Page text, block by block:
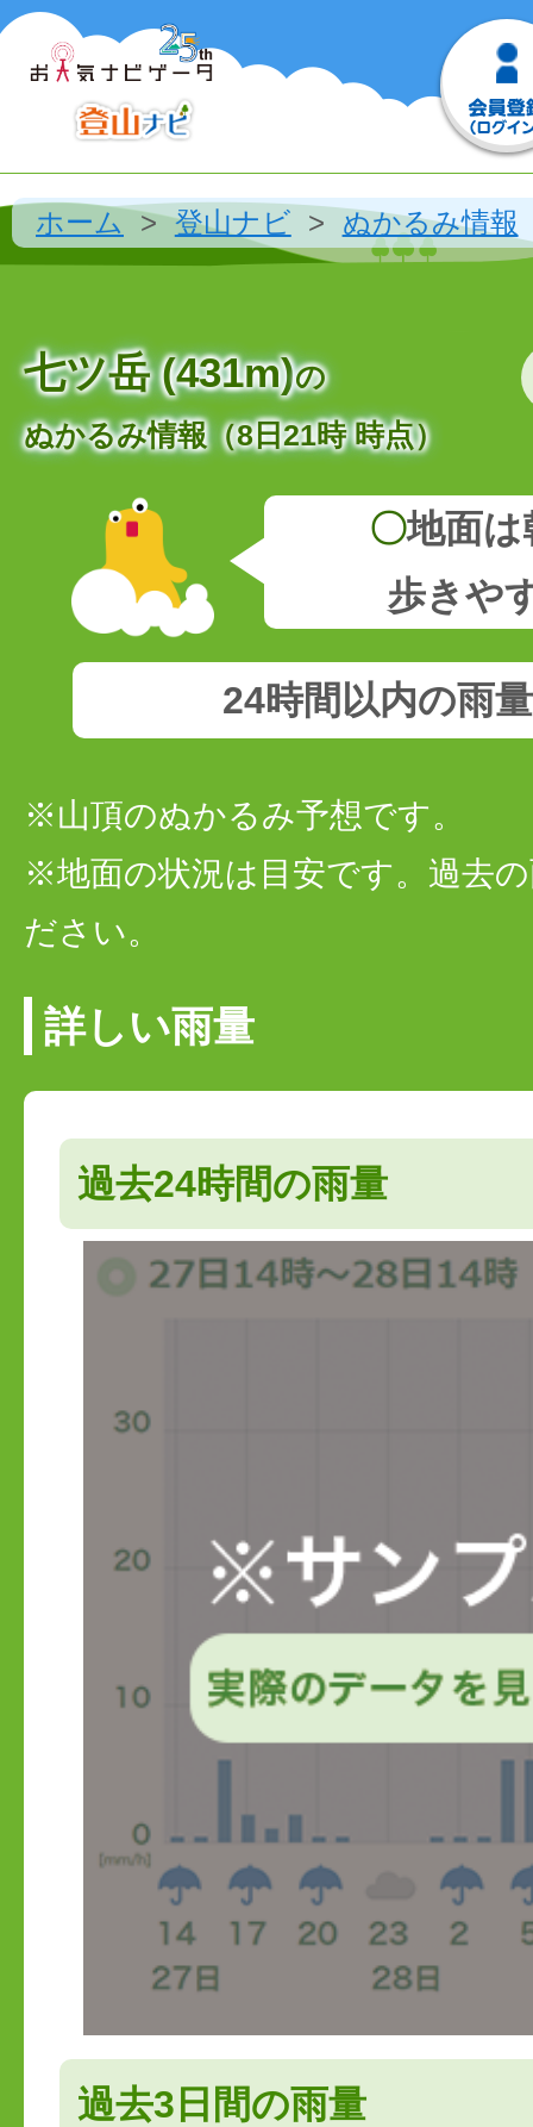
ホーム 登山ナビ ぬかるみ情報
七ツ岳 (431m)の
ぬかるみ情報（8日21時 時点）
〇地面
歩きや
24時間以内の雨
※山頂のぬかるみ予想です。
※地面の状況は目安です。過去
ださい。
詳しい雨量
過去24時間の雨量
過去3日間の雨量